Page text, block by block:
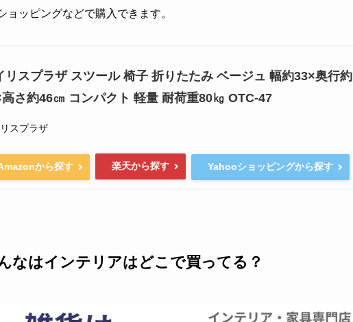
ッピングなどで購入できます。
リスプラザ スツール 椅子 折りたたみ ベージュ 幅約33×奥行約
さ約46㎝ コンパクト 軽量 耐荷重80㎏ OTC-47
スプラザ
から探す 楽天から探す Yahooショッピングから探す
なはインテリアはどこで買ってる？